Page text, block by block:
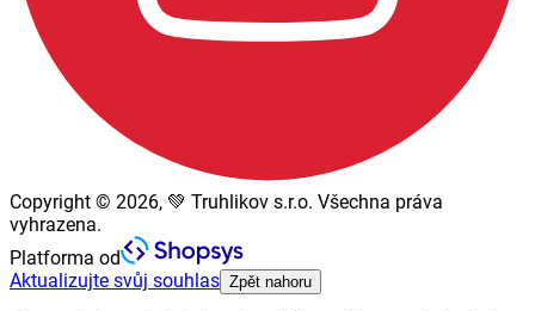
Copyright © 2026, 💚 Truhlikov s.r.o. Všechna práva
vyhrazena.
Platforma od
Aktualizujte svůj souhlas Zpět nahoru